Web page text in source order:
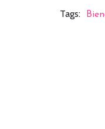
Tags: